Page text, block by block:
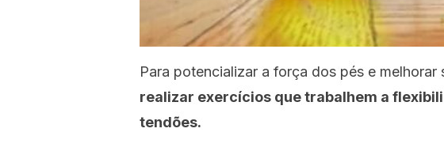
Para potencializar a força dos pés e melhorar
realizar exercícios que trabalhem a
tendões.